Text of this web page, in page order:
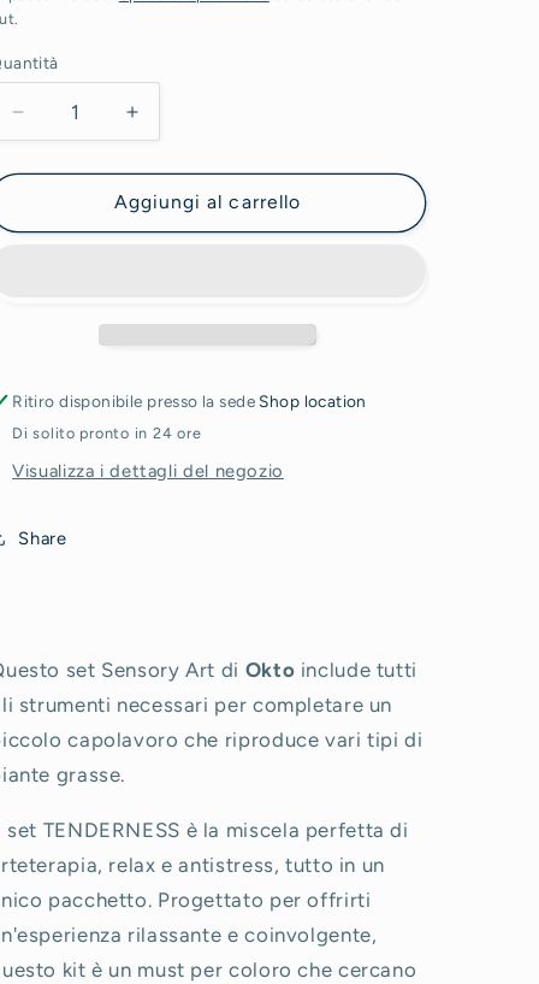
g
f
i
a
Diminuisci
quantità
per
Succulent
red
Aumenta
quantità
per
Succulent
red
Aggiungi al carrello
Ritiro disponibile presso la sede Shop location
Di solito pronto in 24 ore
Visualizza i dettagli del negozio
Share
set Sensory Art di Okto include tutti
strumenti necessari per completare un
capolavoro che riproduce vari tipi di
grasse.
set TENDERNESS è la miscela perfetta di
relax e antistress, tutto in un
pacchetto. Progettato per offrirti
rilassante e coinvolgente,
kit è un must per coloro che cercano